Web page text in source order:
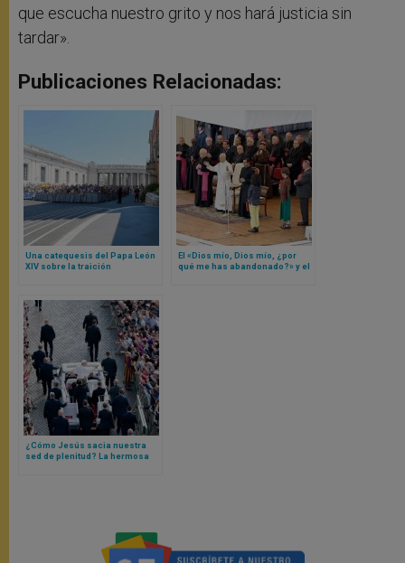
que escucha nuestro grito y nos hará justicia sin
tardar».
Publicaciones Relacionadas:
Una catequesis del Papa León
XIV sobre la traición
El «Dios mío, Dios mío, ¿por
qué me has abandonado?» y el
¿Cómo Jesús sacia nuestra
sed de plenitud? La hermosa